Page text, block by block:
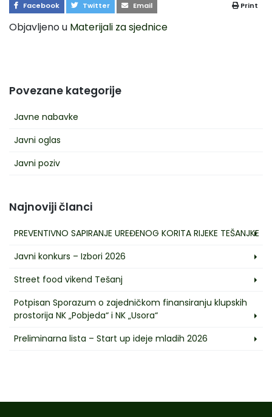
Povezane kategorije
Javne nabavke
Javni oglas
Javni poziv
Facebook Twitter Email Print
Objavljeno u Materijali za sjednice
Najnoviji članci
PREVENTIVNO SAPIRANJE UREĐENOG KORITA RIJEKE TEŠANJKE
Javni konkurs – Izbori 2026
Street food vikend Tešanj
Potpisan Sporazum o zajedničkom finansiranju klupskih
prostorija NK „Pobjeda“ i NK „Usora“
Preliminarna lista – Start up ideje mladih 2026